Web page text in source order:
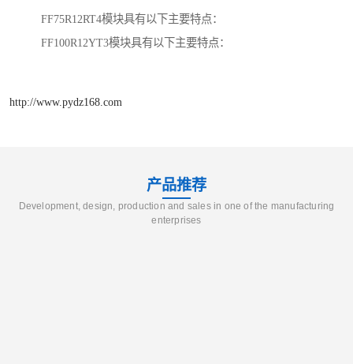
FF75R12RT4模块具有以下主要特点：
FF100R12YT3模块具有以下主要特点：
http://www.pydz168.com
产品推荐
Development, design, production and sales in one of the manufacturing
enterprises